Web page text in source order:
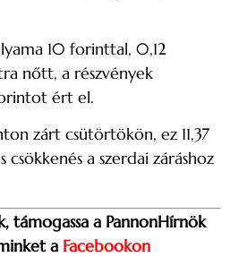
10 forinttal, 0,12
nőtt, a részvények
ért el.
zárt csütörtökön, ez 11,37
csökkenés a szerdai záráshoz
támogassa a PannonHírnök
a Facebookon